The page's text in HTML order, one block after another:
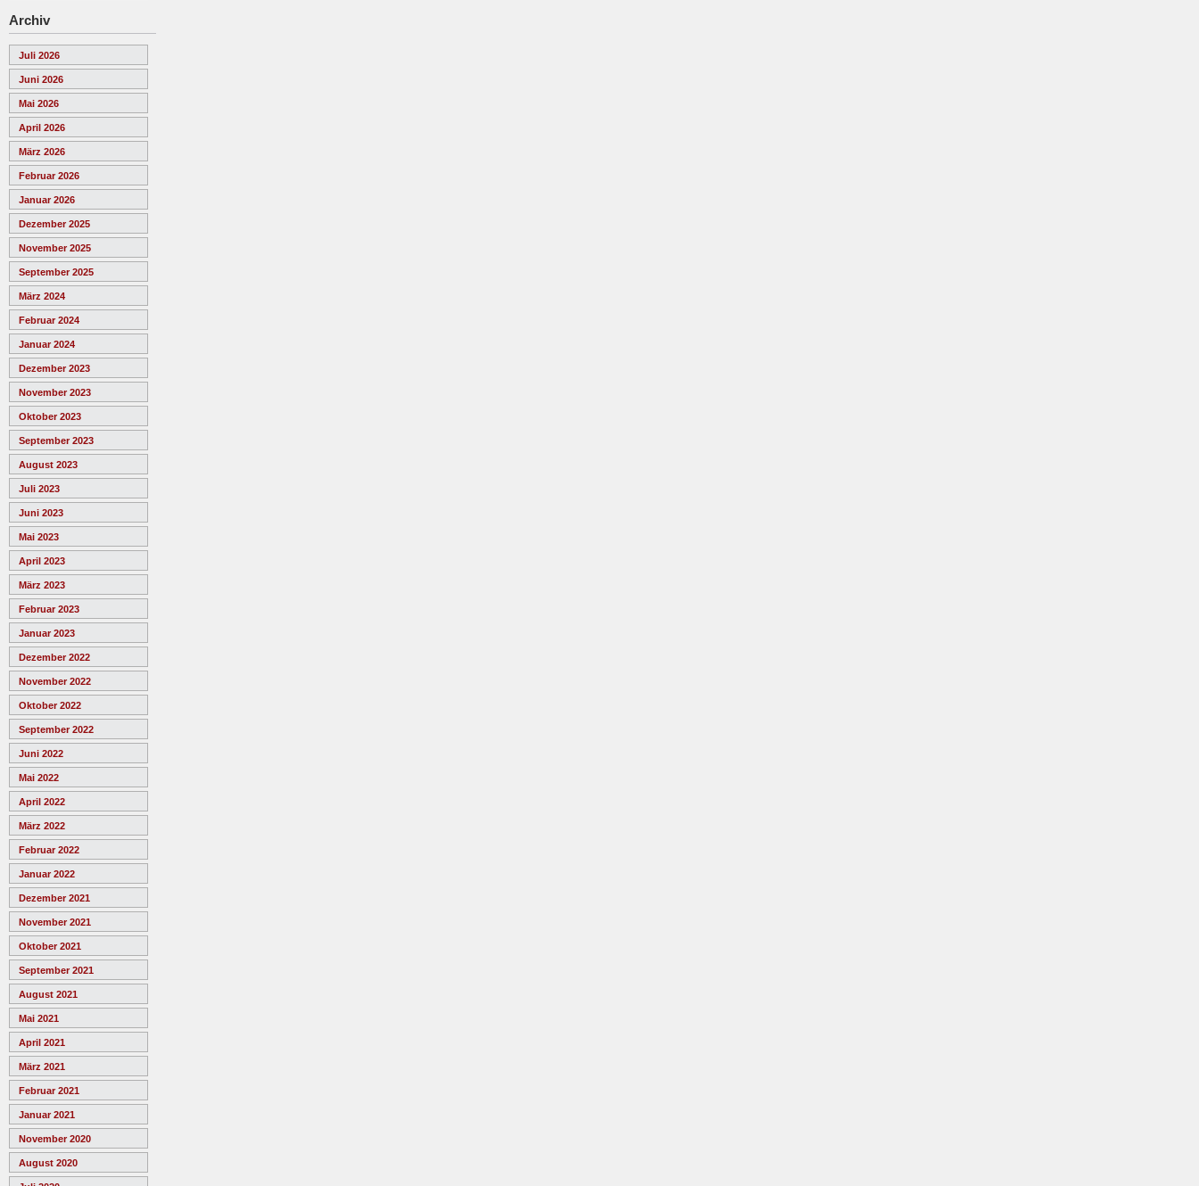
Archiv
Juli 2026
Juni 2026
Mai 2026
April 2026
März 2026
Februar 2026
Januar 2026
Dezember 2025
November 2025
September 2025
März 2024
Februar 2024
Januar 2024
Dezember 2023
November 2023
Oktober 2023
September 2023
August 2023
Juli 2023
Juni 2023
Mai 2023
April 2023
März 2023
Februar 2023
Januar 2023
Dezember 2022
November 2022
Oktober 2022
September 2022
Juni 2022
Mai 2022
April 2022
März 2022
Februar 2022
Januar 2022
Dezember 2021
November 2021
Oktober 2021
September 2021
August 2021
Mai 2021
April 2021
März 2021
Februar 2021
Januar 2021
November 2020
August 2020